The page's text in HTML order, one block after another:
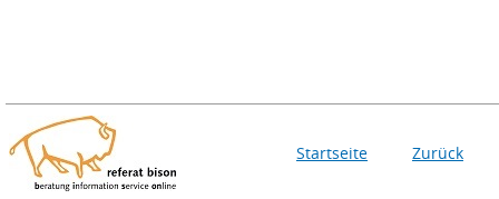
Startseite Zurück